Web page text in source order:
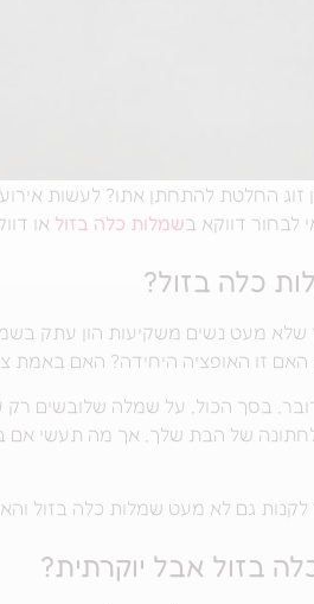
החלטת להתחתן אתו? לעשות
דווקא בשמלות כלה בזול או
כלה בזול?
שלא מעט נשים משקיעות הון עתק
זו האופציה היחידה? האם באמת
בסך הכול, על שמלה שלובשים רק
של הבת שלך, אך מה תעשי אם
לקנות גם לא מעט שמלות כלה בזול
בזול אבל יוקרתית?